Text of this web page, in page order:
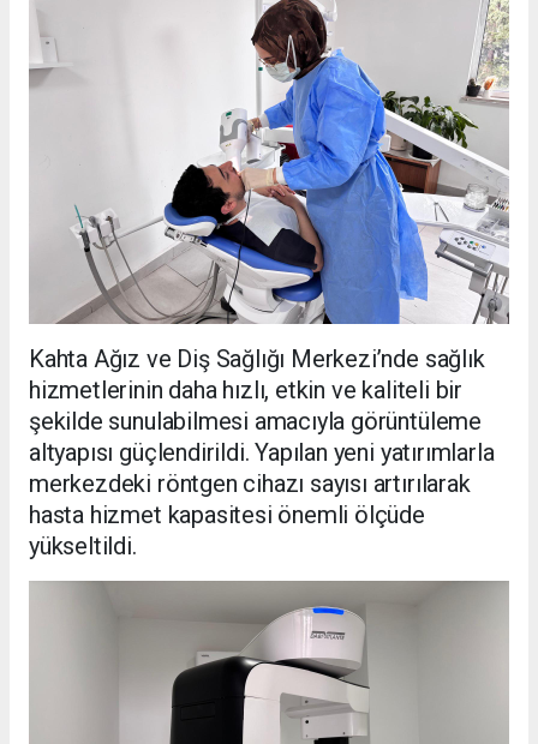
Kahta Ağız ve Diş Sağlığı Merkezi’nde sağlık
hizmetlerinin daha hızlı, etkin ve kaliteli bir
şekilde sunulabilmesi amacıyla görüntüleme
altyapısı güçlendirildi. Yapılan yeni yatırımlarla
merkezdeki röntgen cihazı sayısı artırılarak
hasta hizmet kapasitesi önemli ölçüde
yükseltildi.